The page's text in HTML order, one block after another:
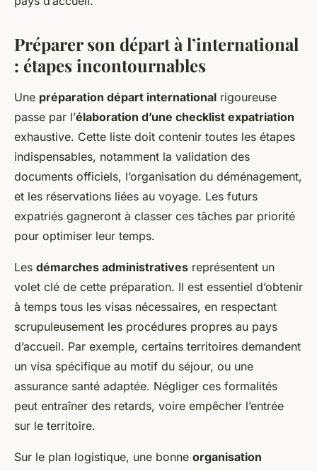
Préparer son départ à l’international
: étapes incontournables
Une préparation départ international rigoureuse
passe par l’élaboration d’une checklist expatriation
exhaustive. Cette liste doit contenir toutes les étapes
indispensables, notamment la validation des
documents officiels, l’organisation du déménagement,
et les réservations liées au voyage. Les futurs
expatriés gagneront à classer ces tâches par priorité
pour optimiser leur temps.
Les démarches administratives représentent un
volet clé de cette préparation. Il est essentiel d’obtenir
à temps tous les visas nécessaires, en respectant
scrupuleusement les procédures propres au pays
d’accueil. Par exemple, certains territoires demandent
un visa spécifique au motif du séjour, ou une
assurance santé adaptée. Négliger ces formalités
peut entraîner des retards, voire empêcher l’entrée
sur le territoire.
Sur le plan logistique, une bonne organisation